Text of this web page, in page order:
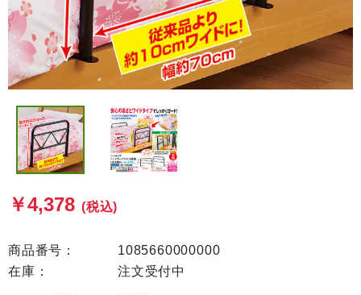
￥4,378 (税込)
商品番号：
1085660000000
在庫：
注文受付中